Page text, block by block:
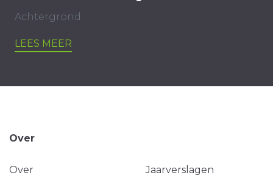
Achtergrond
LEES MEER
Over
Over Jaarverslagen